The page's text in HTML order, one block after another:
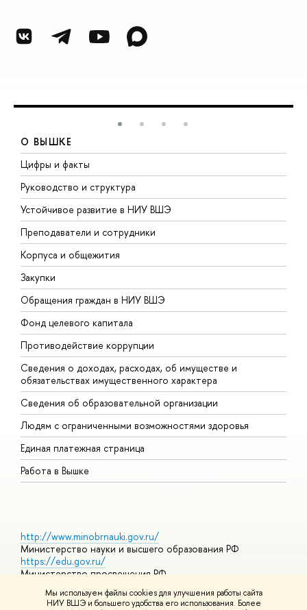
Мы используем файлы cookies для улучшения работы сайта
НИУ ВШЭ и большего удобства его использования. Более
О ВЫШКЕ
Цифры и факты
Руководство и структура
Устойчивое развитие в НИУ ВШЭ
Преподаватели и сотрудники
Корпуса и общежития
Закупки
Обращения граждан в НИУ ВШЭ
Фонд целевого капитала
Противодействие коррупции
Сведения о доходах, расходах, об имуществе и
обязательствах имущественного характера
Сведения об образовательной организации
Людям с ограниченными возможностями здоровья
Единая платежная страница
Работа в Вышке
http://www.minobrnauki.gov.ru/
Министерство науки и высшего образования РФ
https://edu.gov.ru/
Министерство просвещения РФ
https://elearning.hse.ru/mooc
Массовые открытые онлайн-курсы